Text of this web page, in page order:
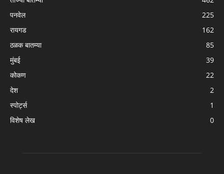
पनवेल
225
रायगड
162
ठळक बातम्या
85
मुंबई
39
कोकण
22
देश
2
स्पोर्ट्स
1
विशेष लेख
0